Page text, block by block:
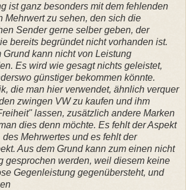
ist ganz besonders mit dem fehlenden
Mehrwert zu sehen, den sich die
Sender gerne selber geben, der
bereits begründet nicht vorhanden ist.
kann nicht von Leistung
Es wird wie gesagt nichts geleistet,
günstiger bekommen könnte.
die man hier verwendet, ähnlich verquer
zwingen VW zu kaufen und ihm
lassen, zusätzlich andere Marken
dies denn möchte. Es fehlt der Aspekt
Mehrwertes und es fehlt der
Aus dem Grund kann zum einen nicht
gesprochen werden, weil diesem keine
Gegenleistung gegenübersteht, und